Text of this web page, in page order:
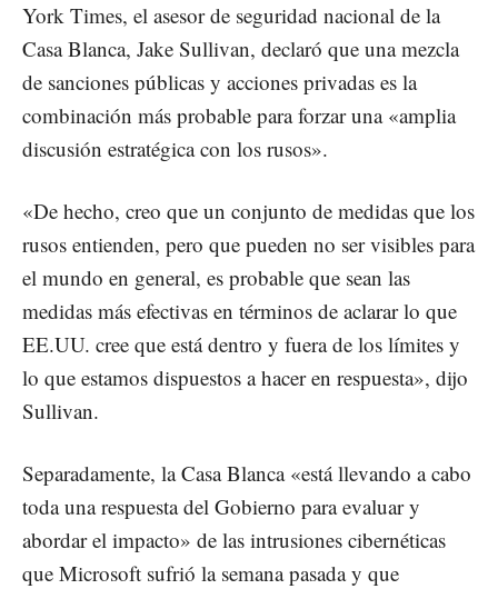
York Times, el asesor de seguridad nacional de la
Casa Blanca, Jake Sullivan, declaró que una mezcla
de sanciones públicas y acciones privadas es la
combinación más probable para forzar una «amplia
discusión estratégica con los rusos».
«De hecho, creo que un conjunto de medidas que los
rusos entienden, pero que pueden no ser visibles para
el mundo en general, es probable que sean las
medidas más efectivas en términos de aclarar lo que
EE.UU. cree que está dentro y fuera de los límites y
lo que estamos dispuestos a hacer en respuesta», dijo
Sullivan.
Separadamente, la Casa Blanca «está llevando a cabo
toda una respuesta del Gobierno para evaluar y
abordar el impacto» de las intrusiones cibernéticas
que Microsoft sufrió la semana pasada y que